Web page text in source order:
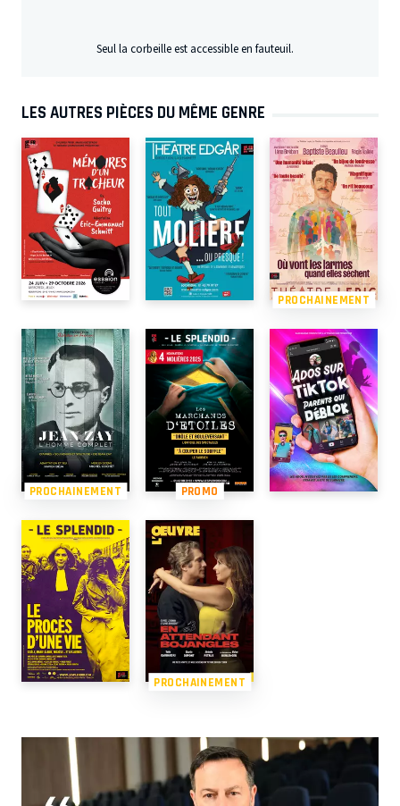
Seul la corbeille est accessible en fauteuil.
LES AUTRES PIÈCES DU MÊME GENRE
PROCHAINEMENT
PROCHAINEMENT PROMO
PROCHAINEMENT